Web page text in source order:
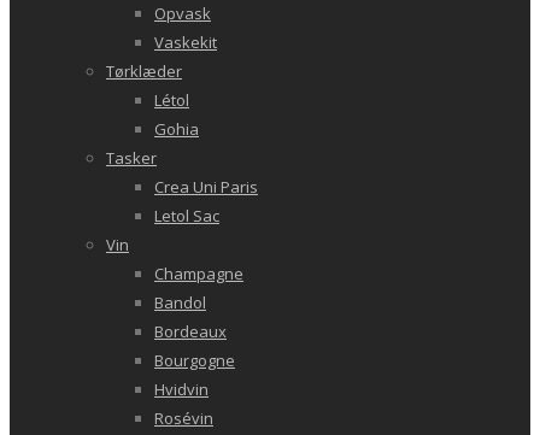
Opvask
Vaskekit
Tørklæder
Létol
Gohia
Tasker
Crea Uni Paris
Letol Sac
Vin
Champagne
Bandol
Bordeaux
Bourgogne
Hvidvin
Rosévin